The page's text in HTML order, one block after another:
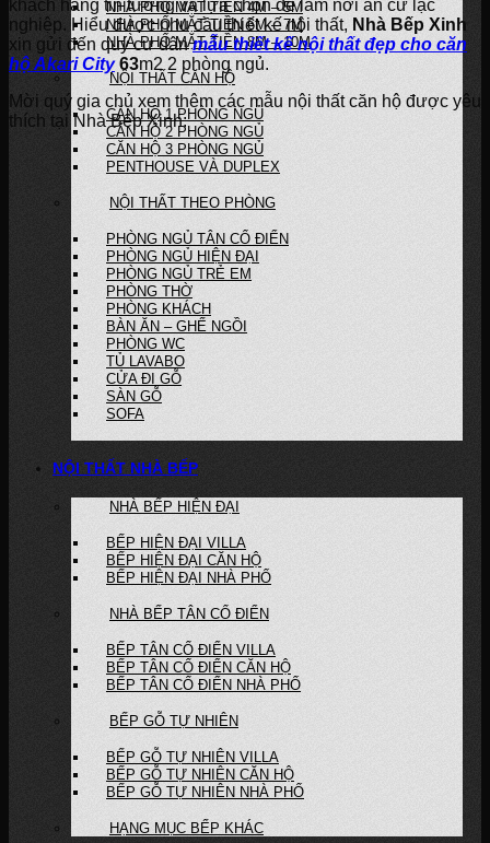
NHÀ PHỐ MẶT TIỀN 4M – 5M
NHÀ PHỐ MẶT TIỀN 6M – 7M
NHÀ PHỐ MẶT TIỀN 8M – 10M
NỘI THẤT CĂN HỘ
CĂN HỘ 1 PHÒNG NGỦ
CĂN HỘ 2 PHÒNG NGỦ
CĂN HỘ 3 PHÒNG NGỦ
PENTHOUSE VÀ DUPLEX
NỘI THẤT THEO PHÒNG
PHÒNG NGỦ TÂN CỔ ĐIỂN
PHÒNG NGỦ HIỆN ĐẠI
PHÒNG NGỦ TRẺ EM
PHÒNG THỜ
PHÒNG KHÁCH
BÀN ĂN – GHẾ NGỒI
PHÒNG WC
TỦ LAVABO
CỬA ĐI GỖ
SÀN GỖ
SOFA
NỘI THẤT NHÀ BẾP
NHÀ BẾP HIỆN ĐẠI
BẾP HIỆN ĐẠI VILLA
BẾP HIỆN ĐẠI CĂN HỘ
BẾP HIỆN ĐẠI NHÀ PHỐ
NHÀ BẾP TÂN CỔ ĐIỂN
BẾP TÂN CỔ ĐIỂN VILLA
BẾP TÂN CỔ ĐIỂN CĂN HỘ
BẾP TÂN CỔ ĐIỂN NHÀ PHỐ
BẾP GỖ TỰ NHIÊN
BẾP GỖ TỰ NHIÊN VILLA
BẾP GỖ TỰ NHIÊN CĂN HỘ
BẾP GỖ TỰ NHIÊN NHÀ PHỐ
HẠNG MỤC BẾP KHÁC
khách hàng tin tưởng và lựa chọn để làm nơi an cư lạc
nghiệp. Hiểu được nhu cầu thiết kế nội thất, Nhà Bếp Xinh
xin gửi đến quý cư dânmẫu thiết kế nội thất đẹp cho căn
hộ Akari City63m2 2 phòng ngủ.
Mời quý gia chủ xem thêm các mẫu nội thất căn hộ được yêu
thích tại Nhà Bếp Xinh: